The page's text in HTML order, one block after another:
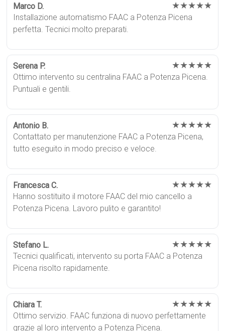
Marco D. ★★★★★
Installazione automatismo FAAC a Potenza Picena
perfetta. Tecnici molto preparati.
Serena P. ★★★★★
Ottimo intervento su centralina FAAC a Potenza Picena.
Puntuali e gentili.
Antonio B. ★★★★★
Contattato per manutenzione FAAC a Potenza Picena,
tutto eseguito in modo preciso e veloce.
Francesca C. ★★★★★
Hanno sostituito il motore FAAC del mio cancello a
Potenza Picena. Lavoro pulito e garantito!
Stefano L. ★★★★★
Tecnici qualificati, intervento su porta FAAC a Potenza
Picena risolto rapidamente.
Chiara T. ★★★★★
Ottimo servizio. FAAC funziona di nuovo perfettamente
grazie al loro intervento a Potenza Picena.